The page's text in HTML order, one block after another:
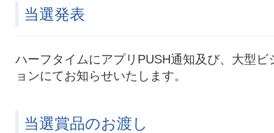
当選発表
ハーフタイムにアプリPUSH通知及び、大型ビ
ョンにてお知らせいたします。
当選賞品のお渡し